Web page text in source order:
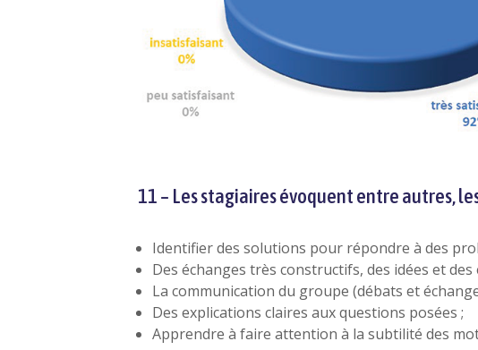
11 – Les stagiaires évoquent entre autres,
Identifier des solutions pour répondre à des
Des échanges très constructifs, des idées et
La communication du groupe (débats et
Des explications claires aux questions posées ;
Apprendre à faire attention à la subtilité des